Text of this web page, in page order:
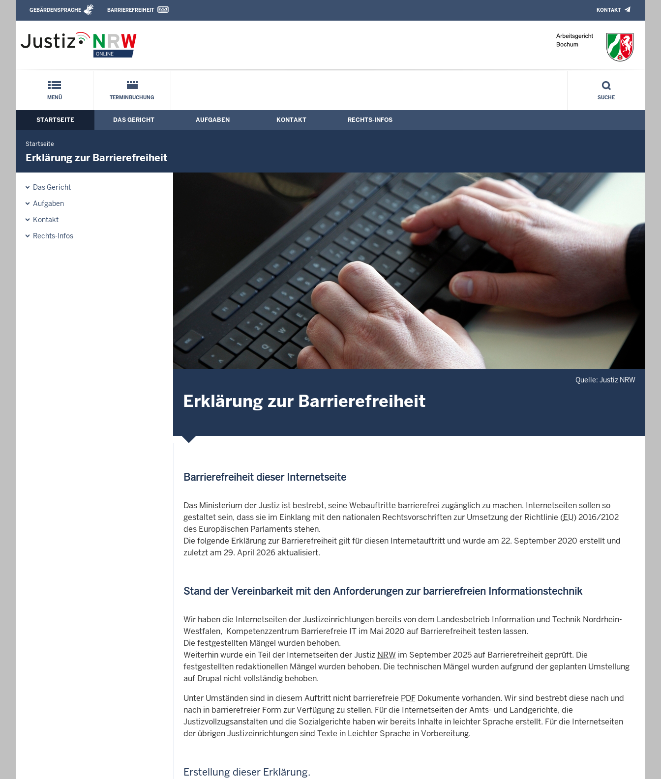
Arbeitsgericht Bochum: Erklärung zur Barrierefreiheit
Direkt zum Inhalt
Leichte Sprache, Gebärdensprachenvideo und Kontaktformular
GEBÄRDENSPRACHE BARRIEREFREIHEIT KONTAKT
Schnellnavigation mit Volltext-Suche
MENÜ TERMINBUCHUNG SUCHE
Hauptmenü: Hauptnavigation
STARTSEITE DAS GERICHT AUFGABEN KONTAKT RECHTS-INFOS
Startseite
Erklärung zur Barrierefreiheit
Das Gericht
Aufgaben
Kontakt
Rechts-Infos
Quelle: Justiz NRW
Erklärung zur Barrierefreiheit
Barrierefreiheit dieser Internetseite
Das Ministerium der Justiz ist bestrebt, seine Webauftritte barrierefrei zugänglich zu machen. Internetseiten sollen so
gestaltet sein, dass sie im Einklang mit den nationalen Rechtsvorschriften zur Umsetzung der Richtlinie (EU) 2016/2102
des Europäischen Parlaments stehen.
Die folgende Erklärung zur Barrierefreiheit gilt für diesen Internetauftritt und wurde am 22. September 2020 erstellt und
zuletzt am 29. April 2026 aktualisiert.
Stand der Vereinbarkeit mit den Anforderungen zur barrierefreien Informationstechnik
Wir haben die Internetseiten der Justizeinrichtungen bereits von dem Landesbetrieb Information und Technik Nordrhein-
Westfalen, Kompetenzzentrum Barrierefreie IT im Mai 2020 auf Barrierefreiheit testen lassen.
Die festgestellten Mängel wurden behoben.
Weiterhin wurde ein Teil der Internetseiten der Justiz NRW im September 2025 auf Barrierefreiheit geprüft. Die
festgestellten redaktionellen Mängel wurden behoben. Die technischen Mängel wurden aufgrund der geplanten Umstellung
auf Drupal nicht vollständig behoben.
Unter Umständen sind in diesem Auftritt nicht barrierefreie PDF Dokumente vorhanden. Wir sind bestrebt diese nach und
nach in barrierefreier Form zur Verfügung zu stellen. Für die Internetseiten der Amts- und Landgerichte, die
Justizvollzugsanstalten und die Sozialgerichte haben wir bereits Inhalte in leichter Sprache erstellt. Für die Internetseiten
der übrigen Justizeinrichtungen sind Texte in Leichter Sprache in Vorbereitung.
Erstellung dieser Erklärung.